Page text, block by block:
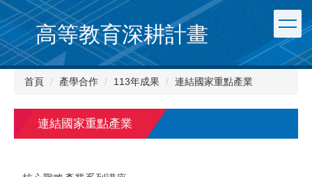
跳
到
主
要
內
高等教育深耕計畫
首頁 產學合作 113年成果 連結國家重點產業
連結國家重點產業